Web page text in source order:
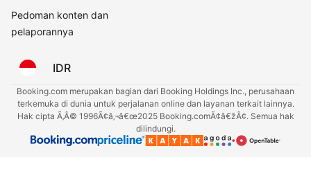
Pedoman konten dan
pelaporannya
IDR
Booking.com merupakan bagian dari Booking Holdings Inc., perusahaan
terkemuka di dunia untuk perjalanan online dan layanan terkait lainnya.
Hak cipta Ã‚Â© 1996Ã¢â‚¬â€œ2025 Booking.comÃ¢â€žÂ¢. Semua hak
dilindungi.